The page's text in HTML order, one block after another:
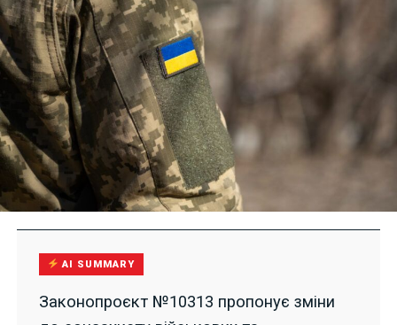
AI SUMMARY
Законопроєкт №10313 пропонує зміни